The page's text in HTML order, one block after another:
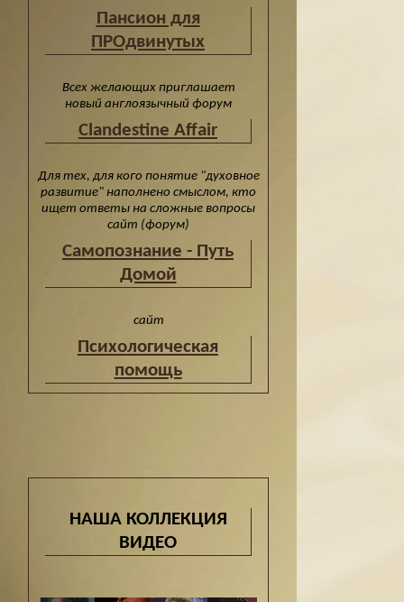
Пансион для
ПРОдвинутых
Всех желающих приглашает
новый англоязычный форум
Clandestine Affair
Для тех, для кого понятие "духовное
развитие" наполнено смыслом, кто
ищет ответы на сложные вопросы
сайт (форум)
Cамопознание - Путь
Домой
сайт
Психологическая
помощь
НАША КОЛЛЕКЦИЯ
ВИДЕО